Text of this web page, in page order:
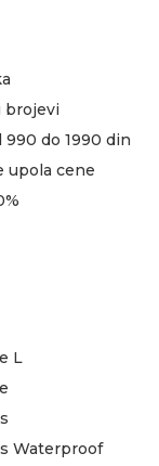
brojevi
990 do 1990 din
upola cene
L
Waterproof